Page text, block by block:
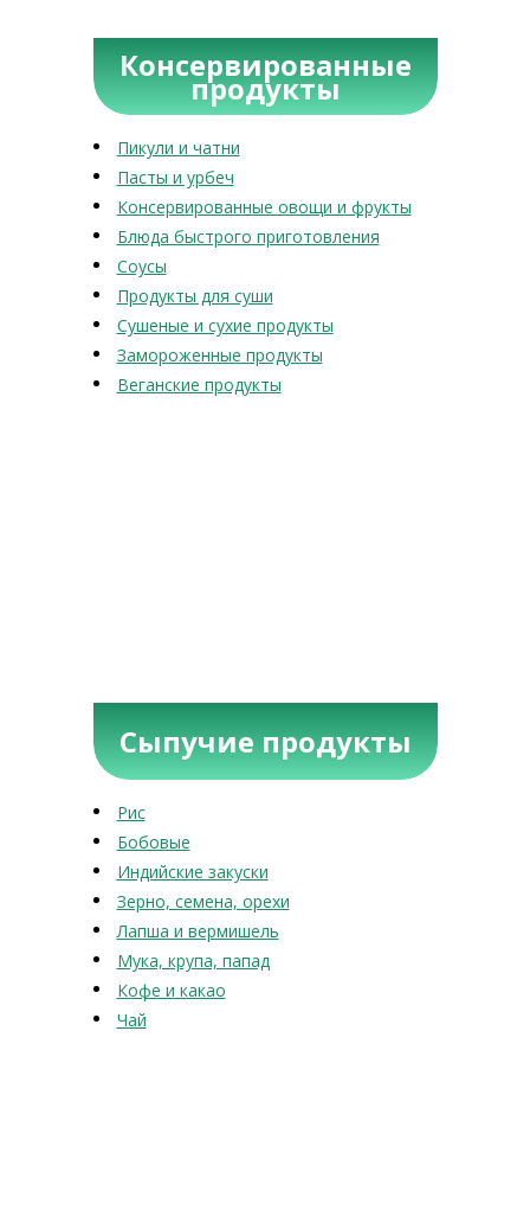
Консервированные
продукты
Пикули и чатни
Пасты и урбеч
Консервированные овощи и фрукты
Блюда быстрого приготовления
Соусы
Продукты для суши
Сушеные и сухие продукты
Замороженные продукты
Веганские продукты
Сыпучие продукты
Рис
Бобовые
Индийские закуски
Зерно, семена, орехи
Лапша и вермишель
Мука, крупа, папад
Кофе и какао
Чай